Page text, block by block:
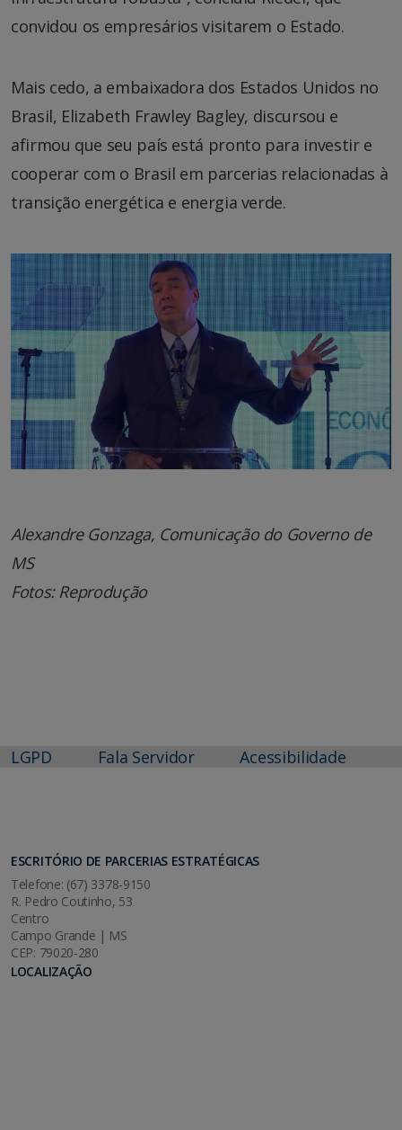
convidou os empresários visitarem o Estado.
Mais cedo, a embaixadora dos Estados Unidos no
Brasil, Elizabeth Frawley Bagley, discursou e
afirmou que seu país está pronto para investir e
cooperar com o Brasil em parcerias relacionadas à
transição energética e energia verde.
Alexandre Gonzaga, Comunicação do Governo de
MS
Fotos: Reprodução
LGPD Fala Servidor Acessibilidade
ESCRITÓRIO DE PARCERIAS ESTRATÉGICAS
Telefone: (67) 3378-9150
R. Pedro Coutinho, 53
Centro
Campo Grande | MS
CEP: 79020-280
LOCALIZAÇÃO